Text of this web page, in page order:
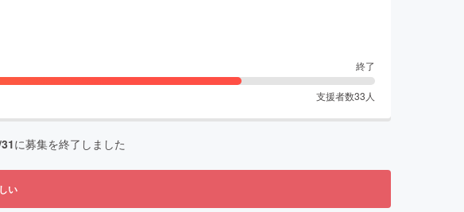
終了
支援者数33人
に募集を終了しました
い